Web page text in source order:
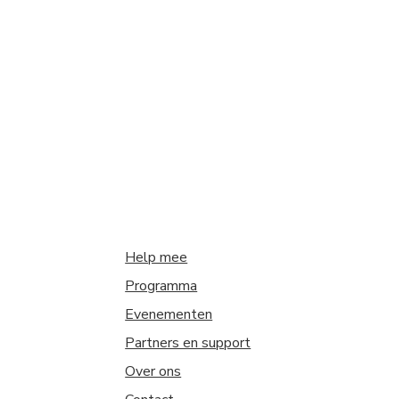
Help mee
Programma
Evenementen
Partners en support
Over ons